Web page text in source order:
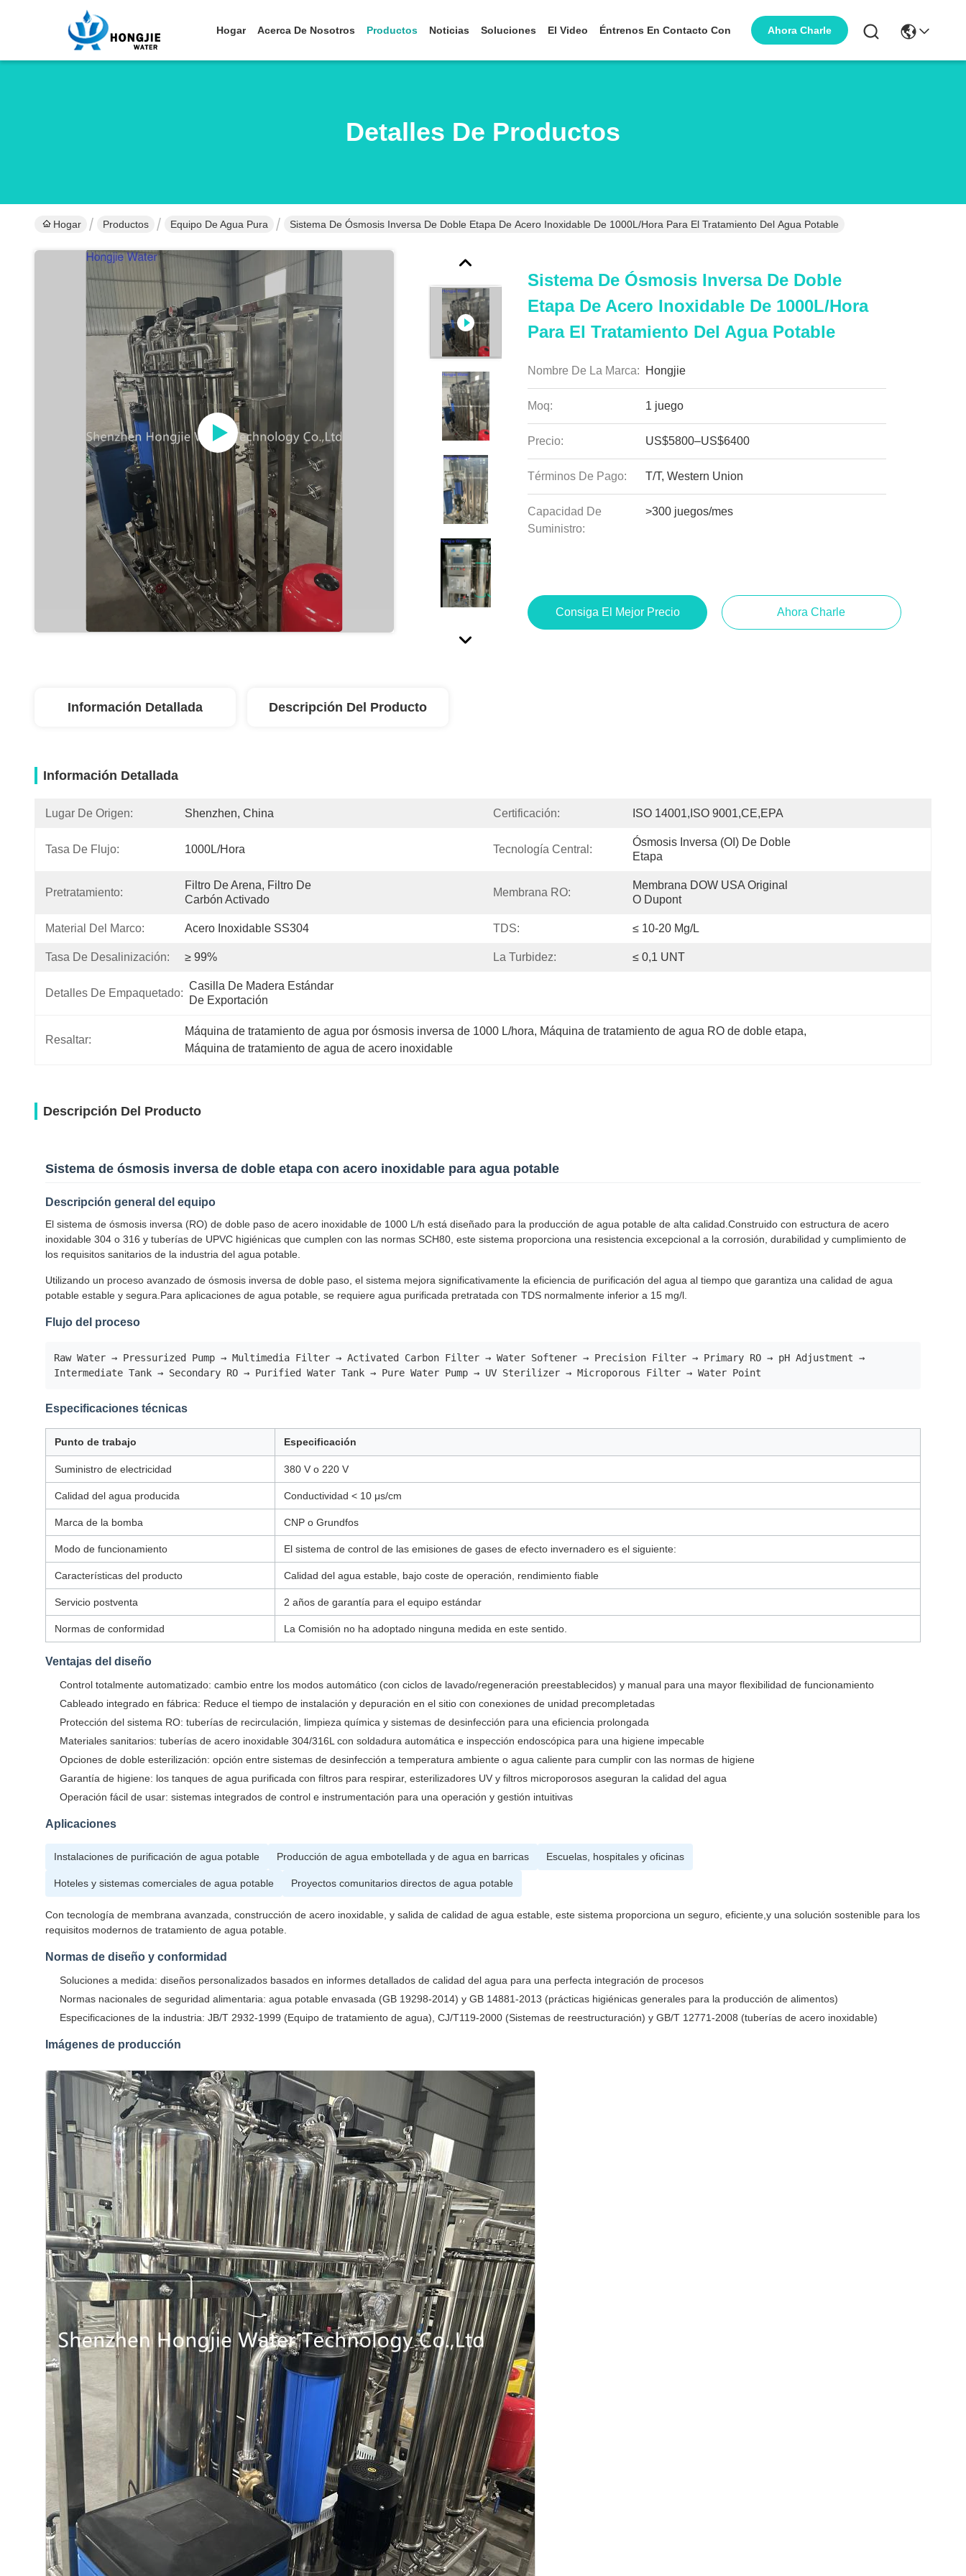
Hogar Acerca De Nosotros Productos Noticias Soluciones El Video Éntrenos En Contacto Con Ahora Charle
Detalles De Productos
Hogar Productos Equipo De Agua Pura Sistema De Ósmosis Inversa De Doble Etapa De Acero Inoxidable De 1000L/hora Para El Tratamiento Del Agua Potable
Sistema De Ósmosis Inversa De Doble
Etapa De Acero Inoxidable De 1000L/hora
Para El Tratamiento Del Agua Potable
Nombre De La Marca: Hongjie
Moq: 1 juego
Precio: US$5800–US$6400
Términos De Pago: T/T, Western Union
Capacidad De
Suministro:
>300 juegos/mes
Consiga El Mejor Precio Ahora Charle
Información Detallada Descripción Del Producto
Información Detallada
Lugar De Origen: Shenzhen, China Certificación: ISO 14001,ISO 9001,CE,EPA
Tasa De Flujo: 1000L/hora Tecnología Central:
Ósmosis Inversa (OI) De Doble
Etapa
Pretratamiento:
Filtro De Arena, Filtro De
Carbón Activado
Membrana RO:
Membrana DOW USA Original
O Dupont
Material Del Marco: Acero Inoxidable SS304 TDS: ≤ 10-20 Mg/L
Tasa De Desalinización: ≥ 99% La Turbidez: ≤ 0,1 UNT
Detalles De Empaquetado:
Casilla De Madera Estándar
De Exportación
Resaltar:
Máquina de tratamiento de agua por ósmosis inversa de 1000 L/hora, Máquina de tratamiento de agua RO de doble etapa,
Máquina de tratamiento de agua de acero inoxidable
Descripción Del Producto
Sistema de ósmosis inversa de doble etapa con acero inoxidable para agua potable
Descripción general del equipo
El sistema de ósmosis inversa (RO) de doble paso de acero inoxidable de 1000 L/h está diseñado para la producción de agua potable de alta calidad.Construido con estructura de acero
inoxidable 304 o 316 y tuberías de UPVC higiénicas que cumplen con las normas SCH80, este sistema proporciona una resistencia excepcional a la corrosión, durabilidad y cumplimiento de
los requisitos sanitarios de la industria del agua potable.
Utilizando un proceso avanzado de ósmosis inversa de doble paso, el sistema mejora significativamente la eficiencia de purificación del agua al tiempo que garantiza una calidad de agua
potable estable y segura.Para aplicaciones de agua potable, se requiere agua purificada pretratada con TDS normalmente inferior a 15 mg/l.
Flujo del proceso
Raw Water → Pressurized Pump → Multimedia Filter → Activated Carbon Filter → Water Softener → Precision Filter → Primary RO → pH Adjustment →
Intermediate Tank → Secondary RO → Purified Water Tank → Pure Water Pump → UV Sterilizer → Microporous Filter → Water Point
Especificaciones técnicas
Punto de trabajo Especificación
Suministro de electricidad 380 V o 220 V
Calidad del agua producida Conductividad < 10 μs/cm
Marca de la bomba CNP o Grundfos
Modo de funcionamiento El sistema de control de las emisiones de gases de efecto invernadero es el siguiente:
Características del producto Calidad del agua estable, bajo coste de operación, rendimiento fiable
Servicio postventa 2 años de garantía para el equipo estándar
Normas de conformidad La Comisión no ha adoptado ninguna medida en este sentido.
Ventajas del diseño
Control totalmente automatizado: cambio entre los modos automático (con ciclos de lavado/regeneración preestablecidos) y manual para una mayor flexibilidad de funcionamiento
Cableado integrado en fábrica: Reduce el tiempo de instalación y depuración en el sitio con conexiones de unidad precompletadas
Protección del sistema RO: tuberías de recirculación, limpieza química y sistemas de desinfección para una eficiencia prolongada
Materiales sanitarios: tuberías de acero inoxidable 304/316L con soldadura automática e inspección endoscópica para una higiene impecable
Opciones de doble esterilización: opción entre sistemas de desinfección a temperatura ambiente o agua caliente para cumplir con las normas de higiene
Garantía de higiene: los tanques de agua purificada con filtros para respirar, esterilizadores UV y filtros microporosos aseguran la calidad del agua
Operación fácil de usar: sistemas integrados de control e instrumentación para una operación y gestión intuitivas
Aplicaciones
Instalaciones de purificación de agua potable Producción de agua embotellada y de agua en barricas Escuelas, hospitales y oficinas
Hoteles y sistemas comerciales de agua potable Proyectos comunitarios directos de agua potable
Con tecnología de membrana avanzada, construcción de acero inoxidable, y salida de calidad de agua estable, este sistema proporciona un seguro, eficiente,y una solución sostenible para los
requisitos modernos de tratamiento de agua potable.
Normas de diseño y conformidad
Soluciones a medida: diseños personalizados basados en informes detallados de calidad del agua para una perfecta integración de procesos
Normas nacionales de seguridad alimentaria: agua potable envasada (GB 19298-2014) y GB 14881-2013 (prácticas higiénicas generales para la producción de alimentos)
Especificaciones de la industria: JB/T 2932-1999 (Equipo de tratamiento de agua), CJ/T119-2000 (Sistemas de reestructuración) y GB/T 12771-2008 (tuberías de acero inoxidable)
Imágenes de producción